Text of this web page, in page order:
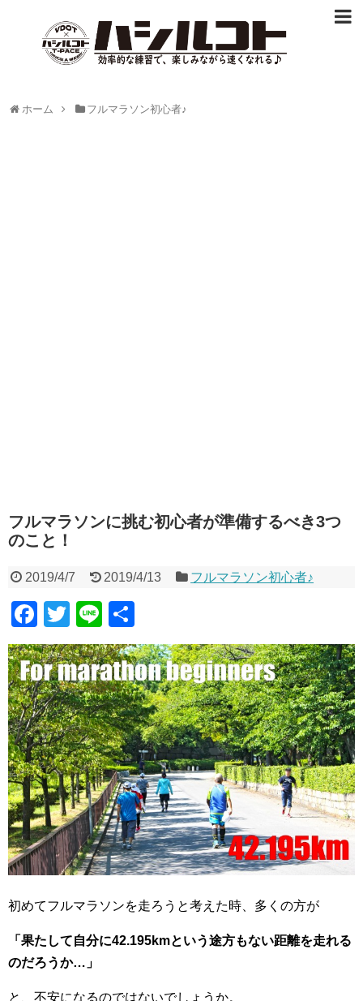
ホーム フルマラソン初心者♪
フルマラソンに挑む初心者が準備するべき3つ
のこと！
2019/4/7 2019/4/13 フルマラソン初心者♪
F
a
c
e
b
o
o
k
T
wi
tt
er
Li
n
e
有
初めてフルマラソンを走ろうと考えた時、多くの方が
「果たして自分に42.195kmという途方もない距離を走れる
のだろうか…」
と、不安になるのではないでしょうか。